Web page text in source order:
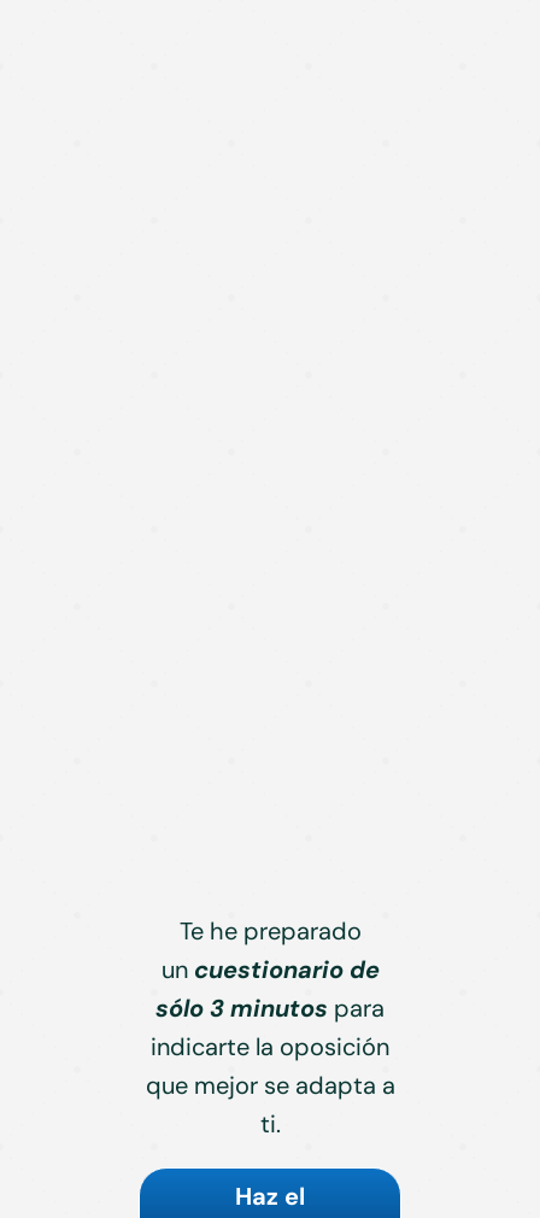
Te he preparado
un cuestionario de
sólo 3 minutos para
indicarte la oposición
que mejor se adapta a
ti.
Haz el